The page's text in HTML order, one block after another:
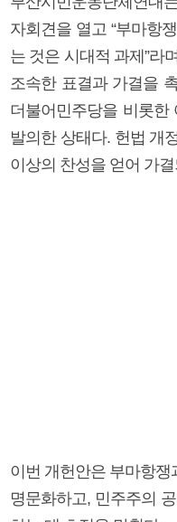
자회견을 열고 “부마항
는 것은 시대적 과제”라
조속한 표결과 가결을
더불어민주당을 비롯한
발의한 상태다. 헌법 개
이상의 찬성을 얻어 가
이번 개헌안은 부마항쟁
명문화하고, 민주주의